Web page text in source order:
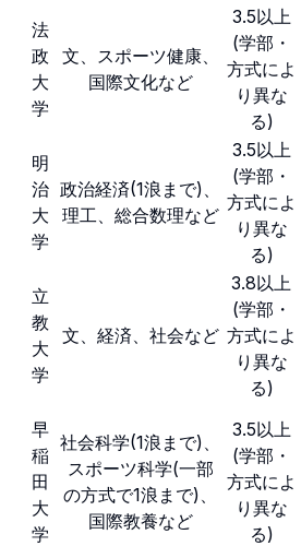
法
政
大
学
文、スポーツ健康、
国際文化など
3.5以上
(学部・
方式によ
り異な
る)
明
治
大
学
政治経済(1浪まで)、
理工、総合数理など
3.5以上
(学部・
方式によ
り異な
る)
立
教
大
学
文、経済、社会など
3.8以上
(学部・
方式によ
り異な
る)
早
稲
田
大
学
社会科学(1浪まで)、
スポーツ科学(一部
の方式で1浪まで)、
国際教養など
3.5以上
(学部・
方式によ
り異な
る)